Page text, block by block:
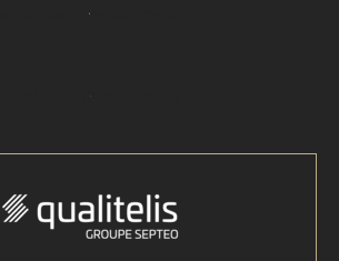
Demander une estimation
Accéder à mon compte